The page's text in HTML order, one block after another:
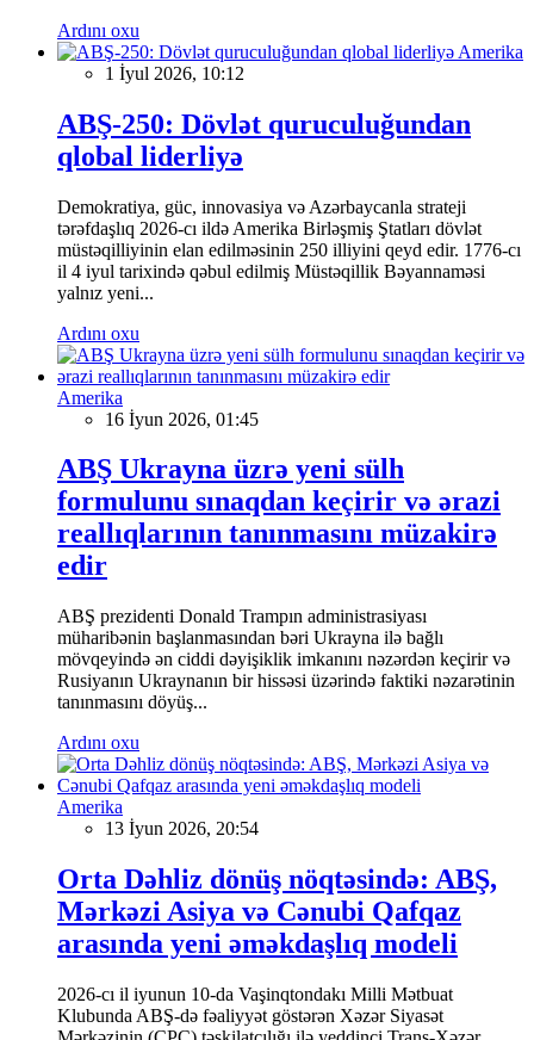
Ardını oxu
Amerika
1 İyul 2026, 10:12
ABŞ-250: Dövlət quruculuğundan
qlobal liderliyə
Demokratiya, güc, innovasiya və Azərbaycanla strateji
tərəfdaşlıq 2026-cı ildə Amerika Birləşmiş Ştatları dövlət
müstəqilliyinin elan edilməsinin 250 illiyini qeyd edir. 1776-cı
il 4 iyul tarixində qəbul edilmiş Müstəqillik Bəyannaməsi
yalnız yeni...
Ardını oxu
Amerika
16 İyun 2026, 01:45
ABŞ Ukrayna üzrə yeni sülh
formulunu sınaqdan keçirir və ərazi
reallıqlarının tanınmasını müzakirə
edir
ABŞ prezidenti Donald Trampın administrasiyası
müharibənin başlanmasından bəri Ukrayna ilə bağlı
mövqeyində ən ciddi dəyişiklik imkanını nəzərdən keçirir və
Rusiyanın Ukraynanın bir hissəsi üzərində faktiki nəzarətinin
tanınmasını döyüş...
Ardını oxu
Amerika
13 İyun 2026, 20:54
Orta Dəhliz dönüş nöqtəsində: ABŞ,
Mərkəzi Asiya və Cənubi Qafqaz
arasında yeni əməkdaşlıq modeli
2026-cı il iyunun 10-da Vaşinqtondakı Milli Mətbuat
Klubunda ABŞ-də fəaliyyət göstərən Xəzər Siyasət